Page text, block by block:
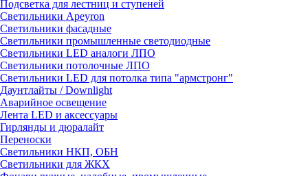
Подсветка для лестниц и ступеней
Светильники Apeyron
Светильники фасадные
Светильники промышленные светодиодные
Светильники LED аналоги ЛПО
Светильники потолочные ЛПО
Светильники LED для потолка типа "армстронг"
Даунтлайты / Downlight
Аварийное освещение
Лента LED и аксессуары
Гирлянды и дюралайт
Переноски
Светильники НКП, ОБН
Светильники для ЖКХ